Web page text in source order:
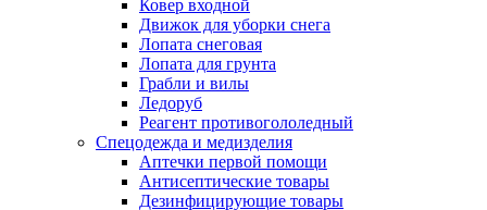
Ковер входной
Движок для уборки снега
Лопата снеговая
Лопата для грунта
Грабли и вилы
Ледоруб
Реагент противогололедный
Спецодежда и медизделия
Аптечки первой помощи
Антисептические товары
Дезинфицирующие товары